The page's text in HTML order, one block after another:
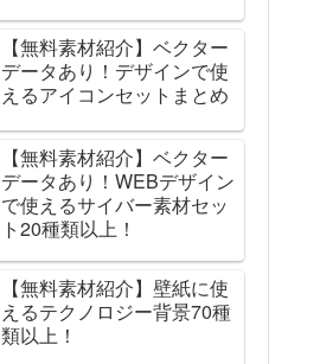
【無料素材紹介】ベクター
データあり！デザインで使
えるアイコンセットまとめ
【無料素材紹介】ベクター
データあり！WEBデザイン
で使えるサイバー素材セッ
ト20種類以上！
【無料素材紹介】壁紙に使
えるテクノロジー背景70種
類以上！